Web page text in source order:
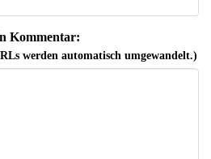
Kommentar:
werden automatisch umgewandelt.)